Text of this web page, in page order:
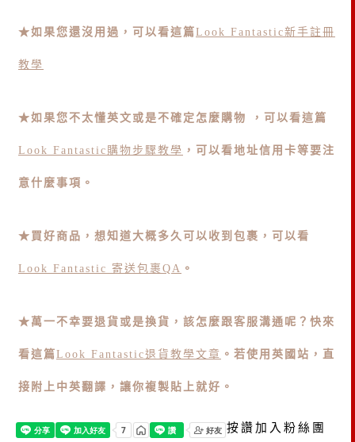
★如果您還沒用過，可以看這篇 Look Fantastic新手註冊
教學
★如果您不太懂英文或是不確定怎麼購物 ，可以看這篇
Look Fantastic購物步驟教學 ，可以看地址信用卡等要注
意什麼事項。
★買好商品，想知道大概多久可以收到包裹，可以看
Look Fantastic 寄送包裹QA 。
★萬一不幸要退貨或是換貨，該怎麼跟客服溝通呢？快來
看這篇 Look Fantastic退貨教學文章 。若使用英國站，直
接附上中英翻譯，讓你複製貼上就好。
按讚加入粉絲團